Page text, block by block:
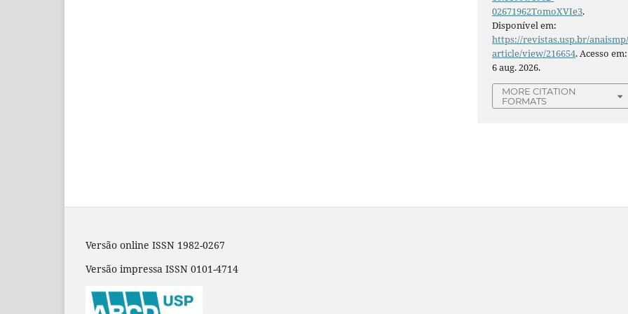
02671962TomoXVIe3.
Disponível em:
https://revistas.usp.br/
article/view/216654. Acesso em:
6 aug. 2026.
MORE CITATION
FORMATS
Versão online ISSN 1982-0267
Versão impressa ISSN 0101-4714